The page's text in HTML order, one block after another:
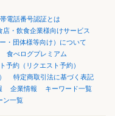
電話番号認証とは
店・飲食企業様向けサービス
・団体様等向け）について
食べログプレミアム
予約（リクエスト予約）
特定商取引法に基づく表記
企業情報
キーワード一覧
ン一覧